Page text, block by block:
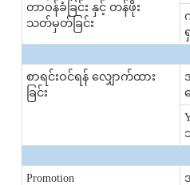
တာဝန်ခံခြင်း နှင့် တန်ဖိုး
သတ်မှတ်ခြင်း
စာရင်းဝင်ရန် လျှောက်ထား
ခြင်း
Promotion